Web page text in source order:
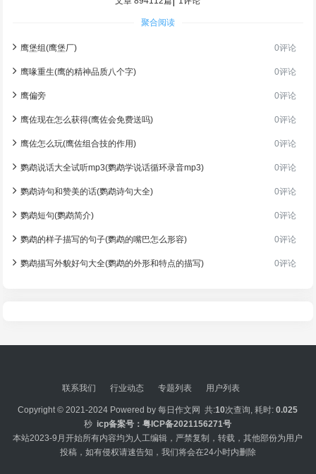
聚合阅读
鹰堡组(鹰堡厂) 0评论
鹰喙重生(鹰的精神品质八个字) 0评论
鹰偏旁 0评论
鹰佐现在怎么获得(鹰佐会免费送吗) 0评论
鹰佐怎么玩(鹰佐组合技的作用) 0评论
鹦鹉说话大全试听mp3(鹦鹉学说话循环录音mp3) 0评论
鹦鹉诗句和赞美的话(鹦鹉诗句大全) 0评论
鹦鹉短句(鹦鹉简介) 0评论
鹦鹉的样子描写的句子(鹦鹉的嘴巴怎么形容) 0评论
鹦鹉描写外貌好句大全(鹦鹉的外形和特点的描写) 0评论
联系我们 行业动态 专题列表 用户列表
Copyright © 2021-2024 Powered by每日作文网 共:10次查询, 耗时:0.025
秒 icp备案号：粤ICP备2021156271号
本站2023-9月开始所有内容均为人工编辑，严禁复制，转载，其他部份为用户
投稿，如有侵权请速告知，我们将会在24小时内删除